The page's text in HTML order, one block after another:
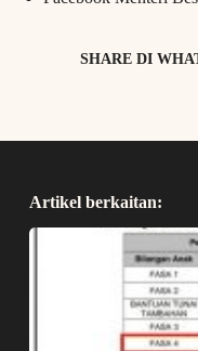
SHARE DI
Artikel berkaitan: